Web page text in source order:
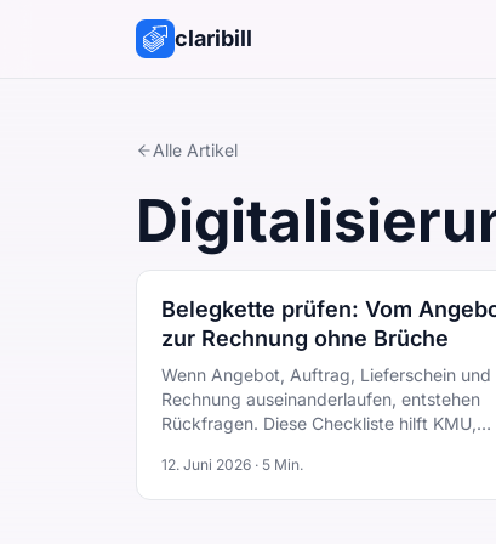
claribill
Alle Artikel
Belegkette prüfen: Vom
zur Rechnung ohne Brüche
Wenn Angebot, Auftrag, Lieferschein und
Rechnung auseinanderlaufen, entstehen
Rückfragen. Diese Checkliste hilft KMU,
12. Juni 2026 · 5 Min.